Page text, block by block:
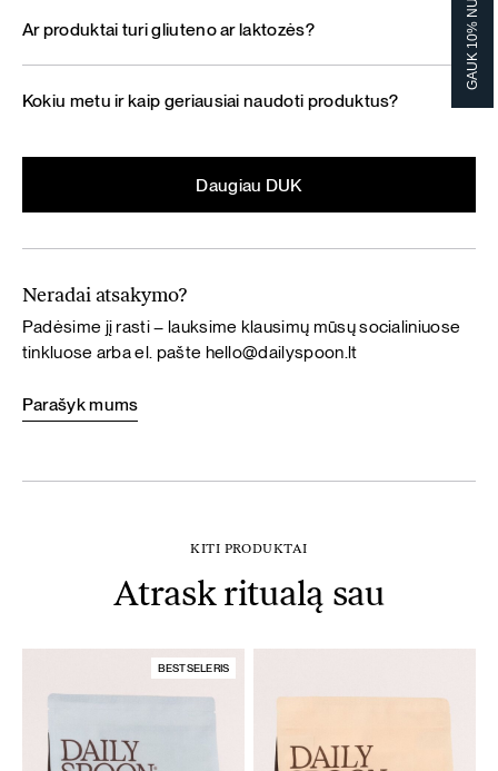
Ar produktai turi gliuteno ar laktozės?
Kokiu metu ir kaip geriausiai naudoti produktus?
Daugiau DUK
Neradai atsakymo?
Padėsime jį rasti – lauksime klausimų mūsų socialiniuose
tinkluose arba el. pašte hello@dailyspoon.lt
Parašyk mums
KITI PRODUKTAI
Atrask ritualą sau
BESTSELERIS